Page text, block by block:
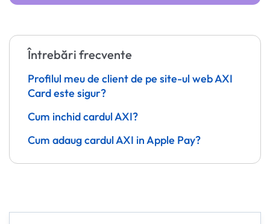
Întrebări frecvente
Profilul meu de client de pe site-ul web AXI
Card este sigur?
Cum inchid cardul AXI?
Cum adaug cardul AXI in Apple Pay?